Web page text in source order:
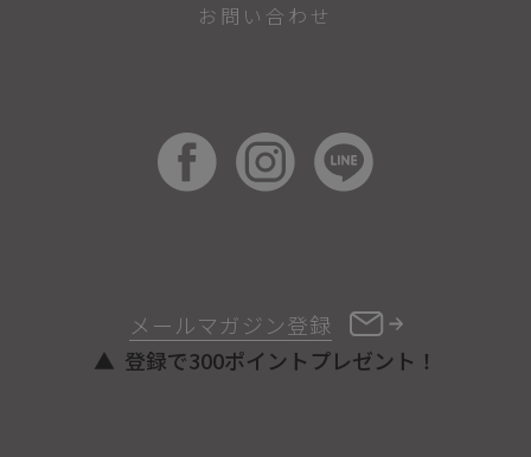
メールマガジン登録
登録で300ポイントプレゼント！
お問い合わせ